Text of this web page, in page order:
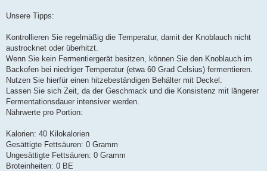
Unsere Tipps:
Kontrollieren Sie regelmäßig die Temperatur, damit der Knoblauch nicht
austrocknet oder überhitzt.
Wenn Sie kein Fermentiergerät besitzen, können Sie den Knoblauch im
Backofen bei niedriger Temperatur (etwa 60 Grad Celsius) fermentieren.
Nutzen Sie hierfür einen hitzebeständigen Behälter mit Deckel.
Lassen Sie sich Zeit, da der Geschmack und die Konsistenz mit längerer
Fermentationsdauer intensiver werden.
Nährwerte pro Portion:
Kalorien: 40 Kilokalorien
Gesättigte Fettsäuren: 0 Gramm
Ungesättigte Fettsäuren: 0 Gramm
Broteinheiten: 0 BE